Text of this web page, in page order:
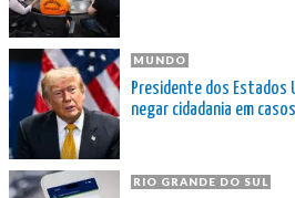
MUNDO
Presidente dos Estados
negar cidadania em
RIO GRANDE DO SUL